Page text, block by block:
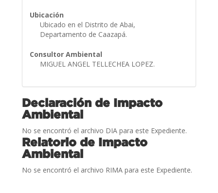
Ubicación
Ubicado en el Distrito de Abai,
Departamento de Caazapá.
Consultor Ambiental
MIGUEL ANGEL TELLECHEA LOPEZ.
Declaración de Impacto
Ambiental
No se encontró el archivo DIA para este Expediente.
Relatorio de Impacto
Ambiental
No se encontró el archivo RIMA para este Expediente.